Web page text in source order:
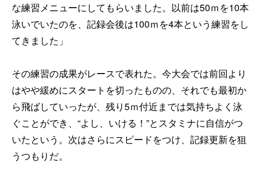
な練習メニューにしてもらいました。以前は50ｍを10本
泳いでいたのを、記録会後は100ｍを4本という練習をし
てきました」
その練習の成果がレースで表れた。今大会では前回より
はやや緩めにスタートを切ったものの、それでも最初か
ら飛ばしていったが、残り5ｍ付近までは気持ちよく泳
ぐことができ、“よし、いける！”とスタミナに自信がつ
いたという。次はさらにスピードをつけ、記録更新を狙
うつもりだ。